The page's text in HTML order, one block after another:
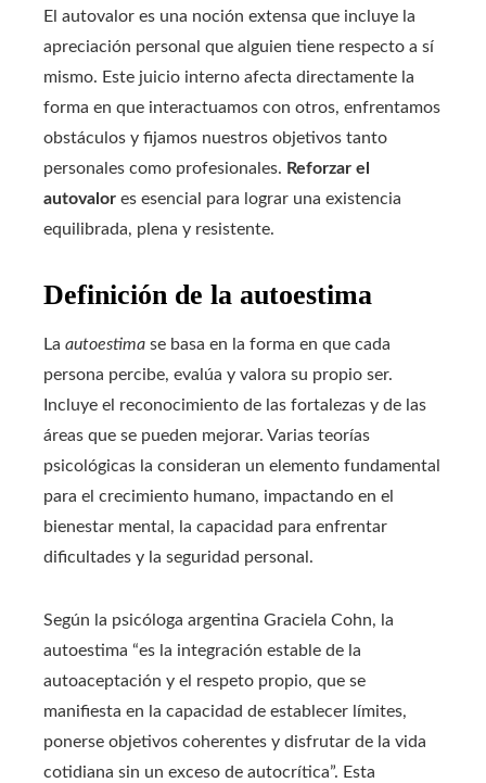
El autovalor es una noción extensa que incluye la
apreciación personal que alguien tiene respecto a sí
mismo. Este juicio interno afecta directamente la
forma en que interactuamos con otros, enfrentamos
obstáculos y fijamos nuestros objetivos tanto
personales como profesionales. Reforzar el
autovalor es esencial para lograr una existencia
equilibrada, plena y resistente.
Definición de la autoestima
La autoestima se basa en la forma en que cada
persona percibe, evalúa y valora su propio ser.
Incluye el reconocimiento de las fortalezas y de las
áreas que se pueden mejorar. Varias teorías
psicológicas la consideran un elemento fundamental
para el crecimiento humano, impactando en el
bienestar mental, la capacidad para enfrentar
dificultades y la seguridad personal.
Según la psicóloga argentina Graciela Cohn, la
autoestima “es la integración estable de la
autoaceptación y el respeto propio, que se
manifiesta en la capacidad de establecer límites,
ponerse objetivos coherentes y disfrutar de la vida
cotidiana sin un exceso de autocrítica”. Esta